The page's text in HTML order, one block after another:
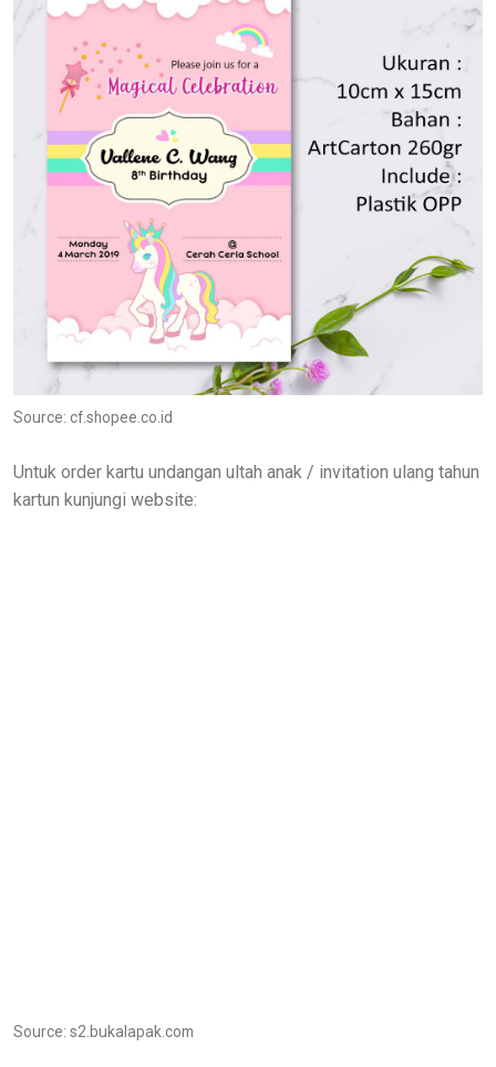
Source: cf.shopee.co.id
Untuk order kartu undangan ultah anak / invitation ulang tahun
kartun kunjungi website:
Source: s2.bukalapak.com